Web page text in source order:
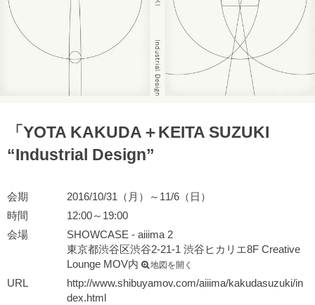
「YOTA KAKUDA＋KEITA SUZUKI
“Industrial Design”
会期
2016/10/31（月）～11/6（日）
時間
12:00～19:00
会場
SHOWCASE - aiiima 2
東京都渋谷区渋谷2-21-1 渋谷ヒカリエ8F Creative
Lounge MOV内
地図を開く
URL
http://www.shibuyamov.com/aiiima/kakudasuzuki/in
dex.html